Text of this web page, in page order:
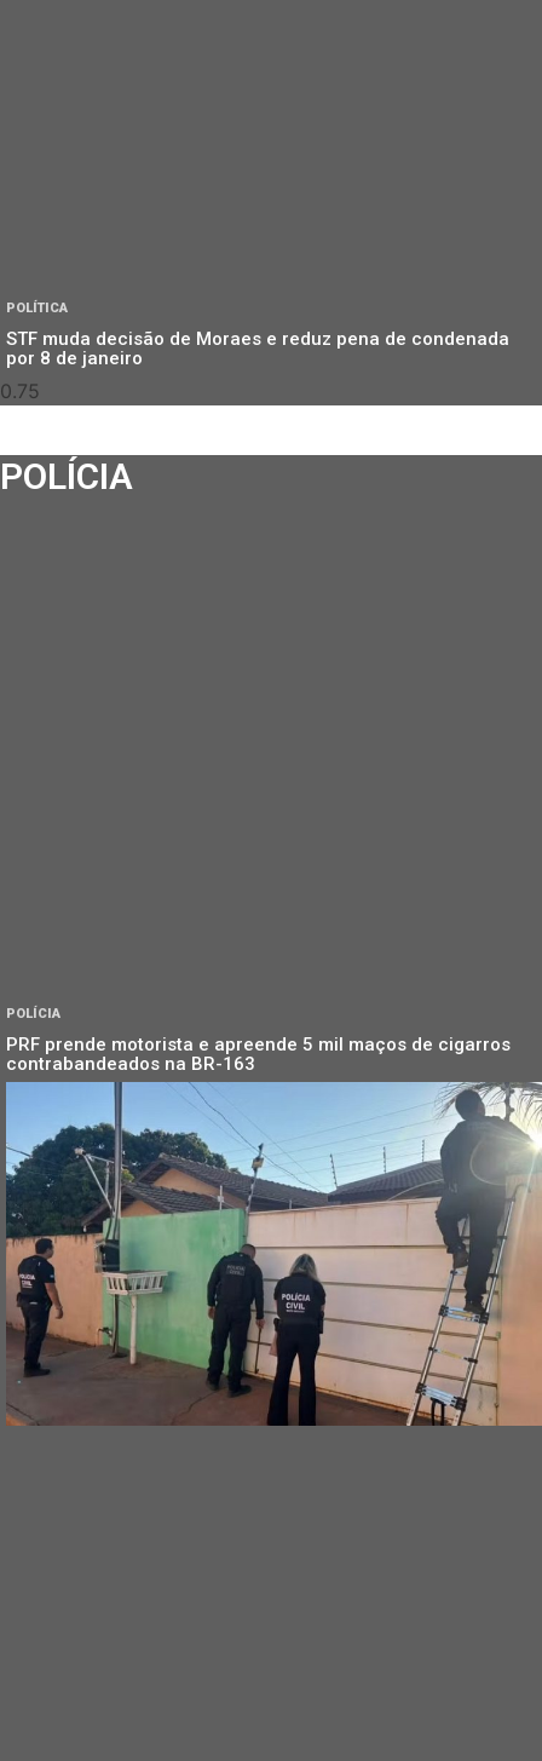
POLÍTICA
STF muda decisão de Moraes e reduz pena de condenada
por 8 de janeiro
POLÍCIA
POLÍCIA
PRF prende motorista e apreende 5 mil maços de cigarros
contrabandeados na BR-163